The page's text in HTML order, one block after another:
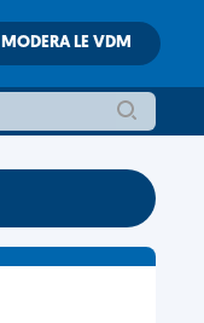
MODERA LE VDM